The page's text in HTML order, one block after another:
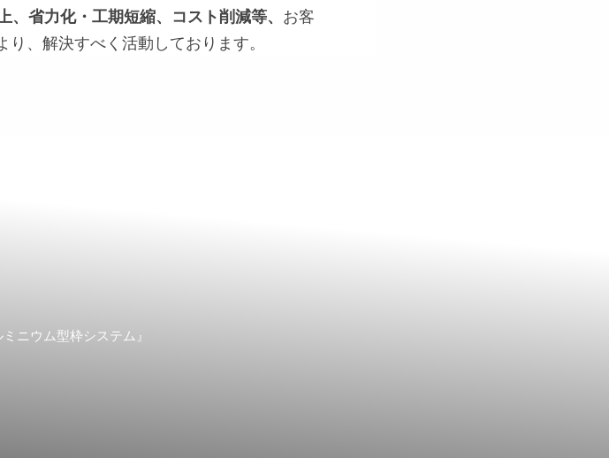
、省力化・工期短縮、コスト削減等、 お客
、解決すべく活動しております。
ニウム型枠システム』